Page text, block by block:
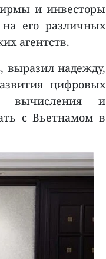
и инвесторы
его различных
агентств.
выразил надежду,
цифровых
вычисления и
с Вьетнамом в